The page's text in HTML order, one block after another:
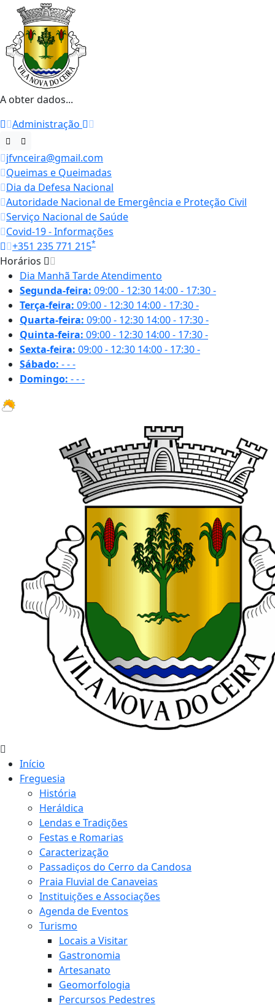
A obter dados...
Administração
jfvnceira@gmail.com
Queimas e Queimadas
Dia da Defesa Nacional
Autoridade Nacional de Emergência e Proteção Civil
Serviço Nacional de Saúde
Covid-19 - Informações
+351 235 771 215*
Horários
Dia Manhã TardeAtendimento
Segunda-feira: 09:00 - 12:30 14:00 - 17:30-
Terça-feira: 09:00 - 12:30 14:00 - 17:30-
Quarta-feira: 09:00 - 12:30 14:00 - 17:30-
Quinta-feira: 09:00 - 12:30 14:00 - 17:30-
Sexta-feira: 09:00 - 12:30 14:00 - 17:30-
Sábado: ---
Domingo: ---
Início
Freguesia
História
Heráldica
Lendas e Tradições
Festas e Romarias
Caracterização
Passadiços do Cerro da Candosa
Praia Fluvial de Canaveias
Instituições e Associações
Agenda de Eventos
Turismo
Locais a Visitar
Gastronomia
Artesanato
Geomorfologia
Percursos Pedestres